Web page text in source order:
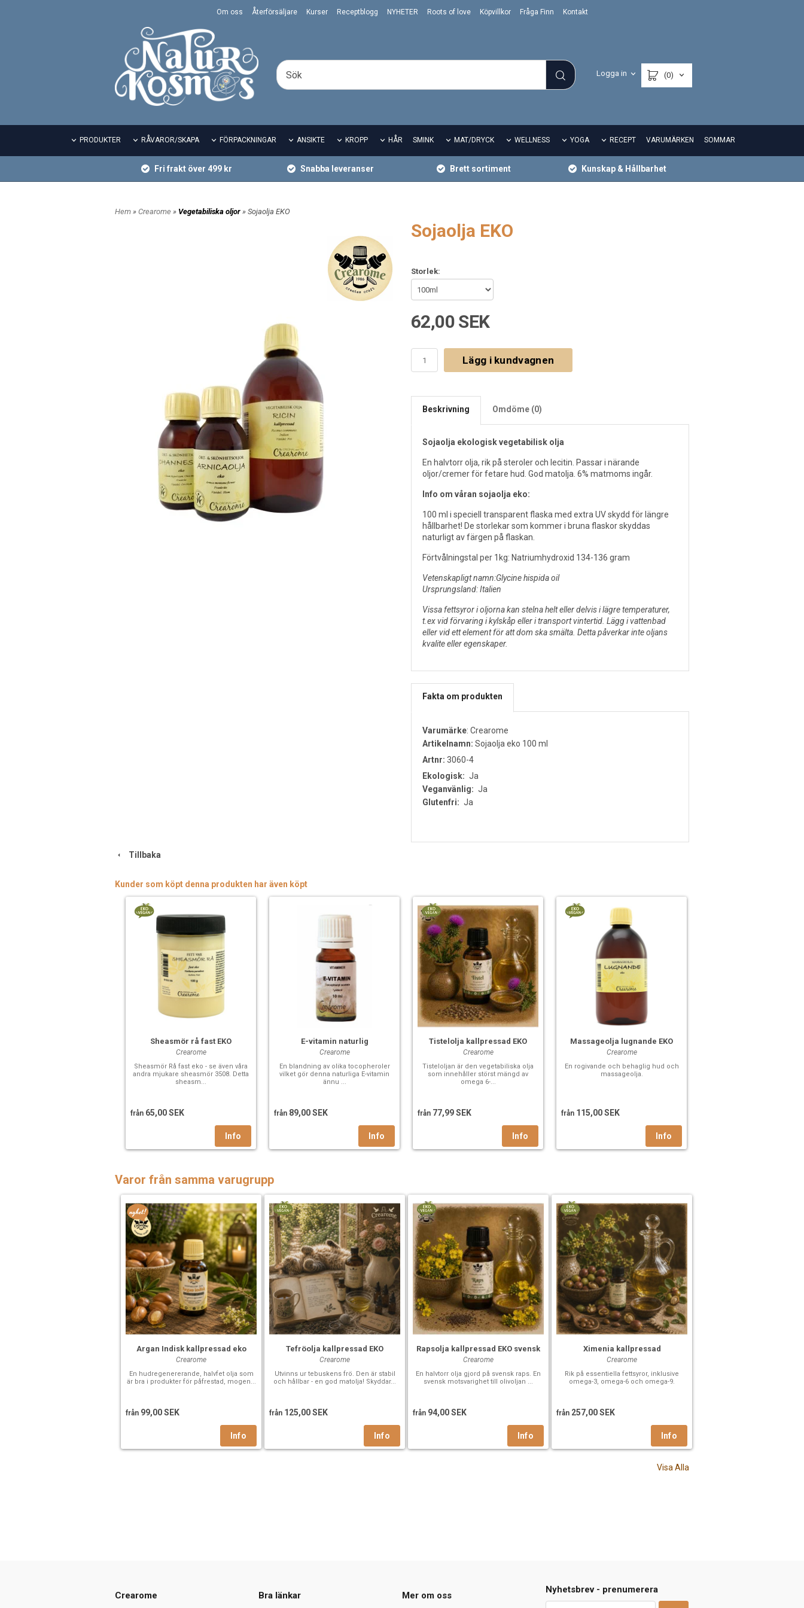
Om oss Återförsäljare Kurser Receptblogg NYHETER Roots of love Köpvillkor Fråga Finn Kontakt
Logga in (0)
PRODUKTER RÅVAROR/SKAPA FÖRPACKNINGAR ANSIKTE KROPP HÅR SMINK MAT/DRYCK WELLNESS YOGA RECEPT VARUMÄRKEN SOMMAR
Fri frakt över 499 kr Snabba leveranser Brett sortiment Kunskap & Hållbarhet
Hem » Crearome » Vegetabiliska oljor » Sojaolja EKO
Sojaolja EKO
Storlek:
62,00 SEK
Lägg i kundvagnen
Beskrivning Omdöme (0)
Sojaolja ekologisk vegetabilisk olja
En halvtorr olja, rik på steroler och lecitin. Passar i närande
oljor/cremer för fetare hud. God matolja. 6% matmoms ingår.
Info om våran sojaolja eko:
100 ml i speciell transparent flaska med extra UV skydd för längre
hållbarhet! De storlekar som kommer i bruna flaskor skyddas
naturligt av färgen på flaskan.
Förtvålningstal per 1kg: Natriumhydroxid 134-136 gram
Vetenskapligt namn:Glycine hispida oil
Ursprungsland: Italien
Vissa fettsyror i oljorna kan stelna helt eller delvis i lägre temperaturer,
t.ex vid förvaring i kylskåp eller i transport vintertid. Lägg i vattenbad
eller vid ett element för att dom ska smälta. Detta påverkar inte oljans
kvalite eller egenskaper.
Fakta om produkten
Varumärke: Crearome
Artikelnamn: Sojaolja eko 100 ml
Artnr: 3060-4
Ekologisk: Ja
Veganvänlig: Ja
Glutenfri: Ja
Tillbaka
Kunder som köpt denna produkten har även köpt
Sheasmör rå fast EKO
Crearome
Sheasmör Rå fast eko - se även våra
andra mjukare sheasmör 3508. Detta
sheasm...
från 65,00 SEK
E-vitamin naturlig
Crearome
En blandning av olika tocopheroler
vilket gör denna naturliga E-vitamin
ännu ...
från 89,00 SEK
Tistelolja kallpressad EKO
Crearome
Tisteloljan är den vegetabiliska olja
som innehåller störst mängd av
omega 6-...
från 77,99 SEK
Massageolja lugnande EKO
Crearome
En rogivande och behaglig hud och
massageolja.
från 115,00 SEK
Varor från samma varugrupp
Argan Indisk kallpressad eko
Crearome
En hudregenererande, halvfet olja som
är bra i produkter för påfrestad, mogen...
från 99,00 SEK
Tefröolja kallpressad EKO
Crearome
Utvinns ur tebuskens frö. Den är stabil
och hållbar - en god matolja! Skyddar...
från 125,00 SEK
Rapsolja kallpressad EKO svensk
Crearome
En halvtorr olja gjord på svensk raps. En
svensk motsvarighet till olivoljan ...
från 94,00 SEK
Ximenia kallpressad
Crearome
Rik på essentiella fettsyror, inklusive
omega-3, omega-6 och omega-9.
från 257,00 SEK
Visa Alla
Crearome Bra länkar Mer om oss
Nyhetsbrev - prenumerera